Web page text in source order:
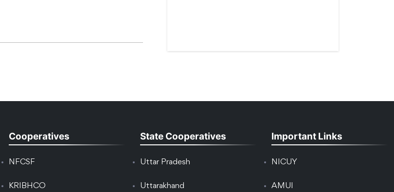
Cooperatives
NFCSF
KRIBHCO
State Cooperatives
Uttar Pradesh
Uttarakhand
Important Links
NICUY
AMUI